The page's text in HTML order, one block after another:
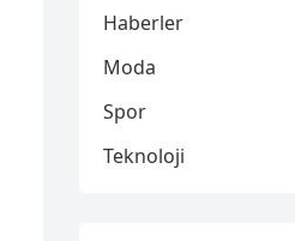
Haberler
Moda
Spor
Teknoloji